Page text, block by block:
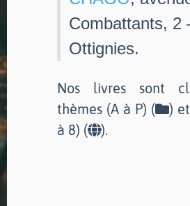
Combattants, 2
Ottignies.
Nos livres sont
thèmes (A à P) (
)
à 8) (
).